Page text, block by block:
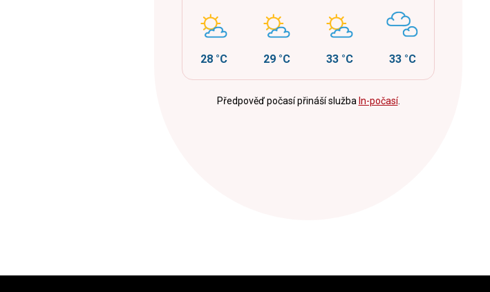
28 °C 29 °C 33 °C 33 °C
Předpověď počasí přináší služba In-počasí.